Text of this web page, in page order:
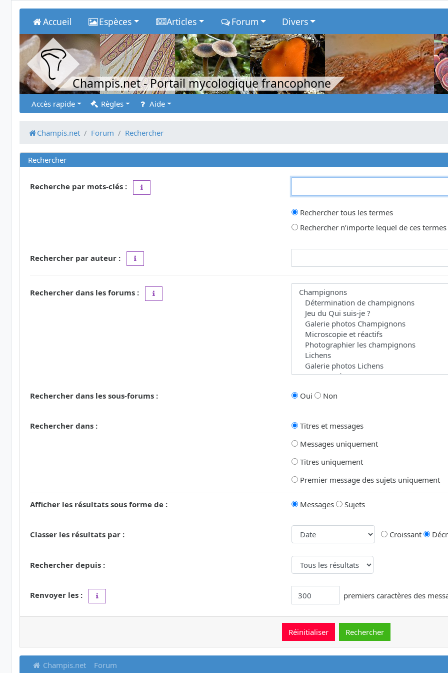
Accueil Espèces Articles Forum Divers
Champis.net- Portail mycologique francophone
Accès rapide Règles Aide
Champis.net Forum Rechercher
Rechercher
Recherche par mots-clés :
Rechercher tous les termes
Rechercher n’importe lequel de ces termes
Rechercher par auteur :
Rechercher dans les forums : Choisissez le forum ou les forums dans le(s)quel(s) vous souhaitez effectuer une recherche.
Rechercher dans les sous-forums : Oui Non
Rechercher dans :
Titres et messages
Messages uniquement
Titres uniquement
Premier message des sujets uniquement
Afficher les résultats sous forme de : Messages Sujets
Classer les résultats par : Croissant
Rechercher depuis :
Renvoyer les : premiers caractères des
Champis.net Forum